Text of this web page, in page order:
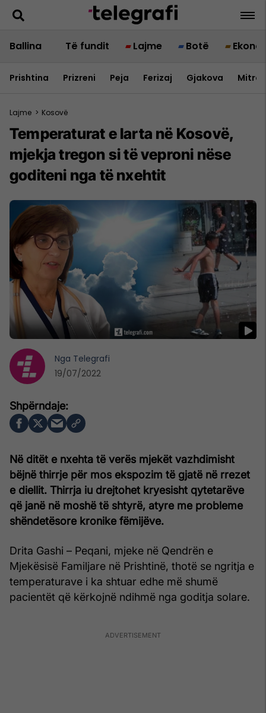
Ballina Të fundit Lajme Botë
Prishtina Prizreni Peja Ferizaj Gjakova
Lajme > Kosovë
Temperaturat e larta në Kosovë,
mjekja tregon si të veproni nëse
goditeni nga të nxehtit
Në ditët e nxehta të verës mjekët vazhdimisht
bëjnë thirrje për mos ekspozim të gjatë në rrezet
e diellit. Thirrja iu drejtohet kryesisht qytetarëve
që janë në moshë të shtyrë, atyre me probleme
shëndetësore kronike fëmijëve.
Drita Gashi – Peqani, mjeke në Qendrën e
Mjekësisë Familjare në Prishtinë, thotë se ngritja e
temperaturave i ka shtuar edhe më shumë
pacientët që kërkojnë ndihmë nga goditja solare.
Nga Telegrafi
19/07/2022